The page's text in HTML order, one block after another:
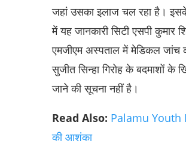
जहां उसका इलाज चल रहा है।
में यह जानकारी सिटी एसपी
एमजीएम अस्पताल में मेडिकल जांच
सुजीत सिन्हा गिरोह के बदमाशों के
जाने की सूचना नहीं है।
Read Also: Palamu Youth
की आशंका